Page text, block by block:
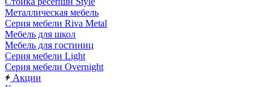
Металлическая мебель
Серия мебели Riva Metal
Мебель для школ
Мебель для гостиниц
Серия мебели Light
Серия мебели Overnight
Акции